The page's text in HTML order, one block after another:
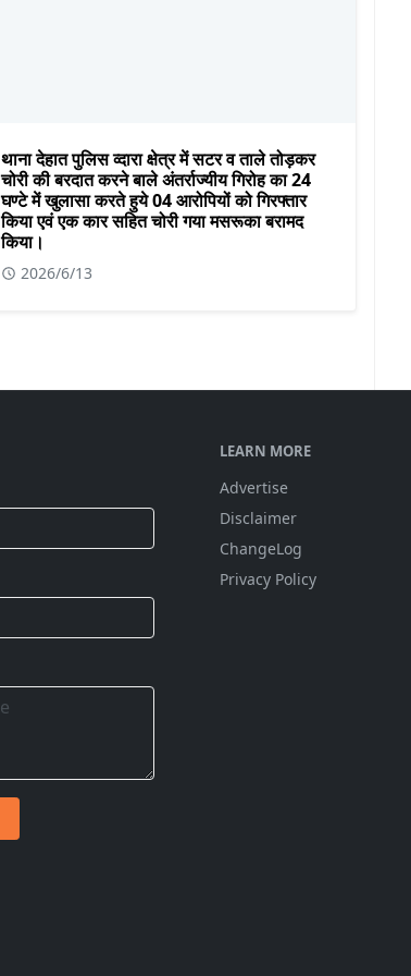
थाना देहात पुलिस व्दारा क्षेत्र में सटर व ताले तोड़कर
चोरी की बरदात करने बाले अंतर्राज्यीय गिरोह का 24
घण्टे में खुलासा करते हुये 04 आरोपियों को गिरफ्तार
किया एवं एक कार सहित चोरी गया मसरूका बरामद
किया।
2026/6/13
LEARN MORE
Advertise
Disclaimer
ChangeLog
Privacy Policy